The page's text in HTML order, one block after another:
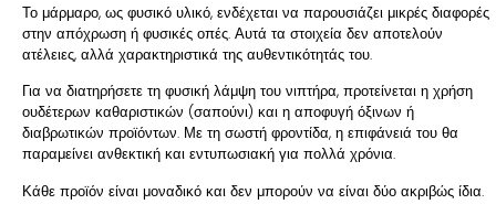
Το μάρμαρο, ως φυσικό υλικό, ενδέχεται να παρουσιάζει μικρές διαφορές
στην απόχρωση ή φυσικές οπές. Αυτά τα στοιχεία δεν αποτελούν
ατέλειες, αλλά χαρακτηριστικά της αυθεντικότητάς του.
Για να διατηρήσετε τη φυσική λάμψη του νιπτήρα, προτείνεται η χρήση
ουδέτερων καθαριστικών (σαπούνι) και η αποφυγή όξινων ή
διαβρωτικών προϊόντων. Με τη σωστή φροντίδα, η επιφάνειά του θα
παραμείνει ανθεκτική και εντυπωσιακή για πολλά χρόνια.
Κάθε προϊόν είναι μοναδικό και δεν μπορούν να είναι δύο ακριβώς ίδια.